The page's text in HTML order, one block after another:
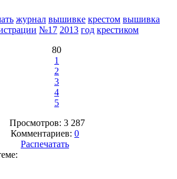
журнал вышивке крестом вышивка
№17 2013 год крестиком
80
1
2
3
4
5
Просмотров: 3 287
Комментариев: 0
Распечатать